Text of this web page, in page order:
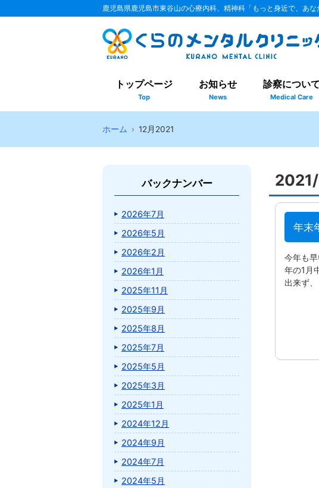
鹿児島県鹿児島市東谷山の心療内科、精神科「もっと身近で、あ
トップページ
Top
お知らせ
News
診察について
Medical Care
ホーム 12月2021
年末
今年も
年の1月
出来ず
バックナンバー
2026年7月
2026年5月
2026年2月
2026年1月
2025年11月
2025年9月
2025年8月
2025年7月
2025年5月
2025年3月
2025年1月
2024年12月
2024年9月
2024年7月
2024年5月